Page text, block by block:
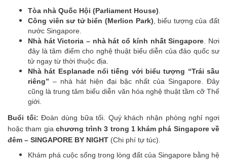
Tòa nhà Quốc Hội (Parliament House)
Công viên sư tử biển (Merlion Park) , biểu tượng của đất
nước Singapore.
Nhà hát Victoria – nhà hát cổ kính nhất Singapore . Nơi
đây là tâm điểm cho nghệ thuật biểu diễn của đảo quốc sư
tử ngay từ thời thuộc địa.
Nhà hát Esplanade nổi tiếng với biểu tượng “Trái sầu
riêng” – nhà hát hiện đại bậc nhất của Singapore. Đây
cũng là trung tâm biểu diễn văn hóa nghệ thuật tầm cỡ Thế
giới.
Buổi tối:Đoàn dùng bữa tối. Quý khách nhận phòng nghỉ ngơi
hoặc tham gia chương trình 3 trong 1 khám phá Singapore về
đêm – SINGAPORE BY NIGHT (Chi phí tự túc).
Khám phá cuộc sống trong lòng đất của Singapore bằng hệ